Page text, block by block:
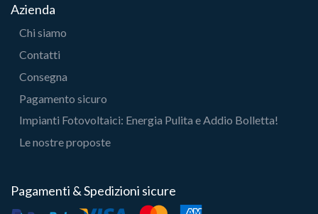
Azienda
Chi siamo
Contatti
Consegna
Pagamento sicuro
Impianti Fotovoltaici: Energia Pulita e Addio Bolletta!
Le nostre proposte
Pagamenti & Spedizioni sicure